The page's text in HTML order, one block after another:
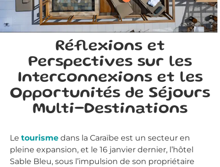
Réflexions et
Perspectives sur les
Interconnexions et les
Opportunités de Séjours
Multi-Destinations
Le tourisme dans la Caraïbe est un secteur en
pleine expansion, et le 16 janvier dernier, l’hôtel
Sable Bleu, sous l’impulsion de son propriétaire